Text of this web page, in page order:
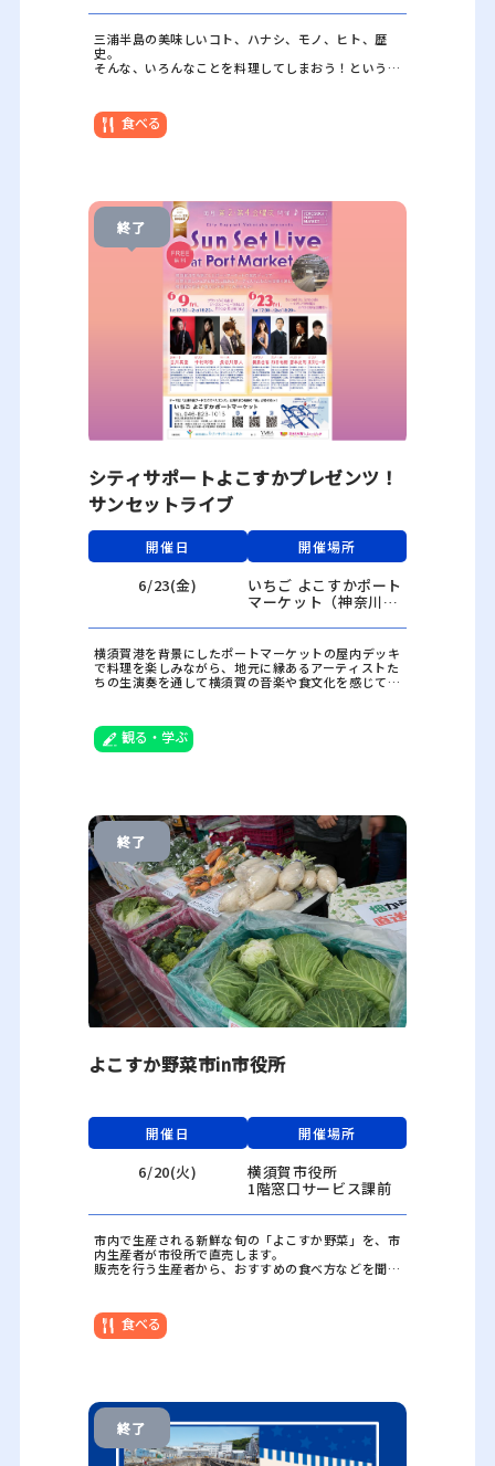
須賀市新港町 6）
三浦半島の美味しいコト、ハナシ、モノ、ヒト、歴
史。
そんな、いろんなことを料理してしまおう！という場
て、そして何か新しいコト生み出せたら。そんなイベ
ントです。
※本イベントは事前申込制となります。申し込み方法
等は、よこすかポートマーケットホームページ
認ください。
食べる
終了
シティサポートよこすかプレゼンツ！
サンセットライブ
開催日
6/23(金)
開催場所
いちご よこすかポート
マーケット（神奈川県
横須賀港を背景にしたポートマーケットの屋内デッキ
で料理を楽しみながら、地元に縁あるアーティストた
ちの生演奏を通して横須賀の音楽や食文化を感じてみ
覚とオペラの妙なる調和～！
観る・学ぶ
終了
よこすか野菜市in市役所
開催日
6/20(火)
開催場所
横須賀市役所
1階窓口サービス課前
市内で生産される新鮮な旬の「よこすか野菜」を、市
内生産者が市役所で直売します。
販売を行う生産者から、おすすめの食べ方などを聞く
食べる
終了